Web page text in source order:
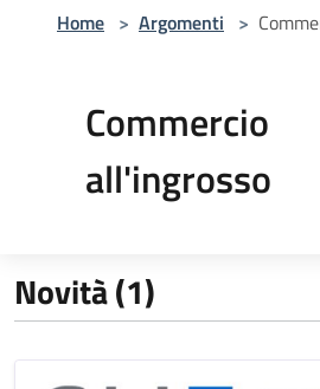
Home > Argomenti >
Commercio
all'ingrosso
Novità (1)